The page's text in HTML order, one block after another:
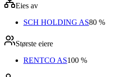
Eies av
SCH HOLDING AS80 %
Største eiere
RENTCO AS100 %